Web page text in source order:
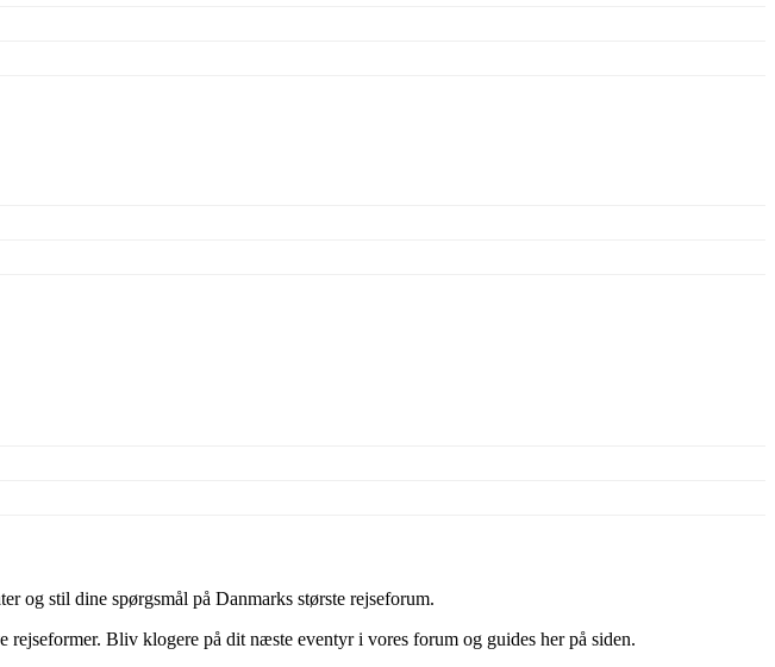
og stil dine spørgsmål på Danmarks største rejseforum.
Bliv klogere på dit næste eventyr i vores forum og guides her på siden.